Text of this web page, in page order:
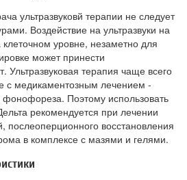
ультразвуковй терапии не следует
Воздействие на ультразвуки на
уровне, незаметно для
может принести
Ультразвуковая терапия чаще всего
с медикаментозным лечением -
фонофореза. Поэтому использовать
рекомендуется при лечении
послеоперционного восстановления
в комплексе с мазями и гелями.